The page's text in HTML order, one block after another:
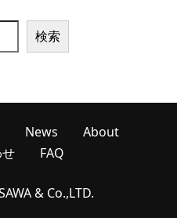
検索
News
About
FAQ
& Co.,LTD.